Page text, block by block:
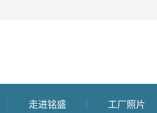
走进铭盛 工厂照片